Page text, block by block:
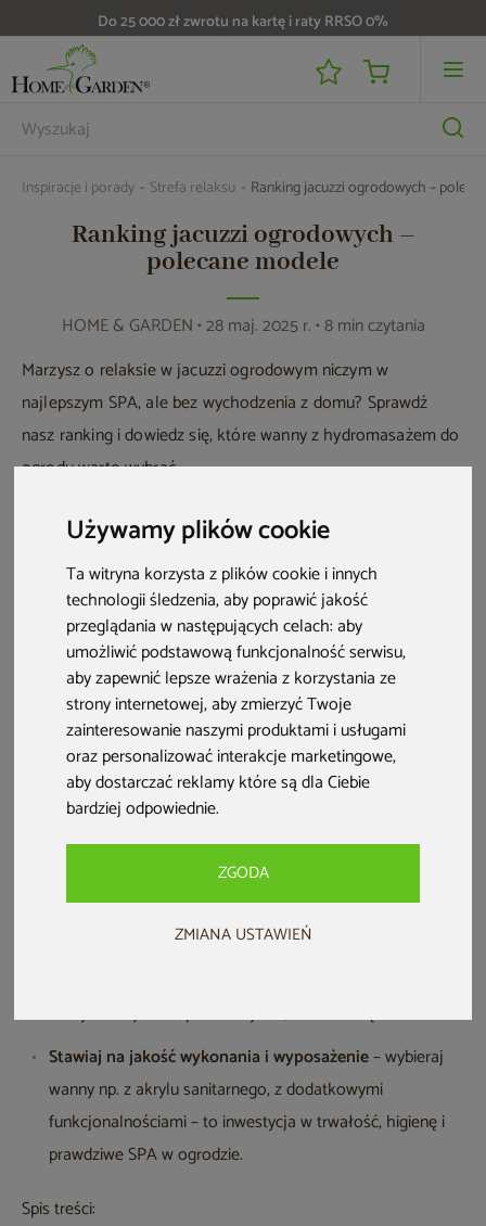
Używamy plików cookie
Ta witryna korzysta z plików cookie i innych
technologii śledzenia, aby poprawić jakość
przeglądania w następujących celach:aby
umożliwić podstawową funkcjonalność serwisu,
aby zapewnić lepsze wrażenia z korzystania ze
strony internetowej,aby zmierzyć Twoje
zainteresowanie naszymi produktami i usługami
oraz personalizować interakcje marketingowe,
aby dostarczać reklamy które są dla Ciebie
bardziej odpowiednie.
ZGODA
ZMIANA USTAWIEŃ
Do 25 000 zł zwrotu na kartę i raty RRSO 0%
Inspiracje i porady Strefa relaksu Ranking jacuzzi ogrodowych –
Ranking jacuzzi ogrodowych –
polecane modele
HOME & GARDEN• 28 maj. 2025 r. • 8 min czytania
Marzysz o relaksie w jacuzzi ogrodowym niczym w
najlepszym SPA, ale bez wychodzenia z domu? Sprawdź
nasz ranking i dowiedz się, które wanny z hydromasażem do
ogrodu warto wybrać.
Co musisz wiedzieć?
Dopasuj jacuzzi do wielkości ogrodu i liczby
użytkowników (np. modele 3-, 5-, 6-osobowe),
zapewnić komfort każdemu.
Zadbaj o dobrą izolację i system grzewczy
korzystać z jacuzzi przez cały rok, nawet zimą.
Stawiaj na jakość wykonania i wyposażenie– wybieraj
wanny np. z akrylu sanitarnego, z dodatkowymi
funkcjonalnościami – to inwestycja w trwałość, higienę i
prawdziwe SPA w ogrodzie.
Spis treści: